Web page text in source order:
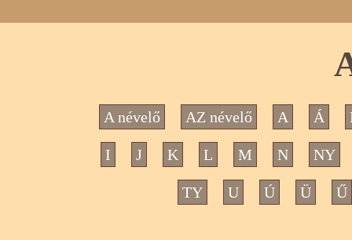
A névelő AZ névelő A Á
I J K L M N NY
TY U Ú Ü Ű